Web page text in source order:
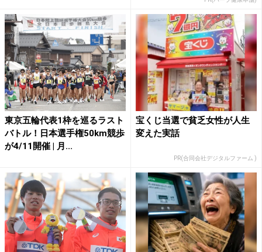
東京五輪代表1枠を巡るラスト
バトル！日本選手権50km競歩
が4/11開催 | 月...
宝くじ当選で貧乏女性が人生
変えた実話
PR(合同会社デジタルファーム )